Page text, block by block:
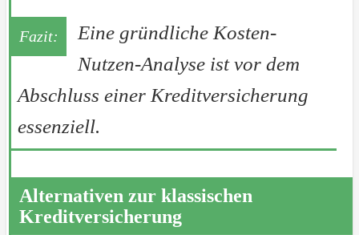
Eine gründliche Kosten-
Nutzen-Analyse ist vor dem
Abschluss einer Kreditversicherung
essenziell.
Alternativen zur klassischen
Kreditversicherung